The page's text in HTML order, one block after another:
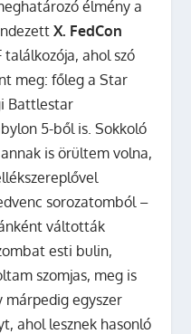
élmény a
X. FedCon
ahol szó
meg: főleg a Star
Battlestar
5-ből is. Sokkoló
is örültem volna,
sorozatomból –
váltották
esti bulin,
szomjas, meg is
márpedig egyszer
ahol lesznek hasonló